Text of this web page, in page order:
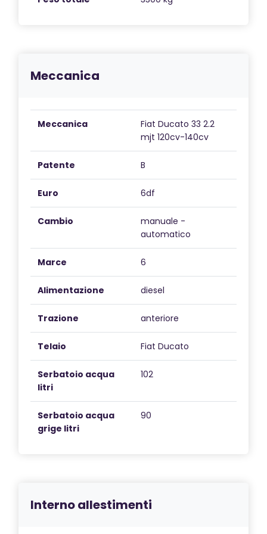
Meccanica
Meccanica
Fiat Ducato 33 2.2
mjt 120cv-140cv
Patente B
Euro 6df
Cambio
manuale -
automatico
Marce 6
Alimentazione diesel
Trazione anteriore
Telaio Fiat Ducato
Serbatoio acqua
litri
102
Serbatoio acqua
grige litri
90
Interno allestimenti